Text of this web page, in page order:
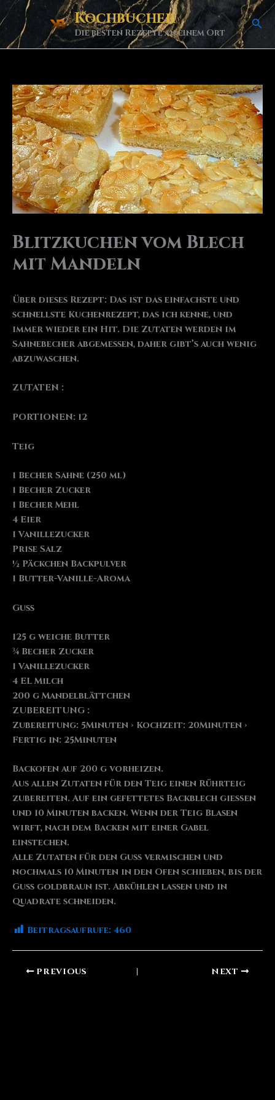
Skip
to
content
Kochbucher
Die besten Rezepte an einem Ort
Blitzkuchen vom Blech
mit Mandeln
Über dieses Rezept: Das ist das einfachste und
schnellste Kuchenrezept, das ich kenne, und
immer wieder ein Hit. Die Zutaten werden im
Sahnebecher abgemessen, daher gibt’s auch wenig
abzuwaschen.
ZUTATEN :
PORTIONEN: 12
Teig
1 Becher Sahne (250 ml)
1 Becher Zucker
1 Becher Mehl
4 Eier
1 Vanillezucker
Prise Salz
½ Päckchen Backpulver
1 Butter-Vanille-Aroma
Guss
125 g weiche Butter
¾ Becher Zucker
1 Vanillezucker
4 EL Milch
200 g Mandelblättchen
ZUBEREITUNG :
Zubereitung: 5Minuten › Kochzeit: 20Minuten ›
Fertig in: 25Minuten
Backofen auf 200 g vorheizen.
Aus allen Zutaten für den Teig einen Rührteig
zubereiten. Auf ein gefettetes Backblech gießen
und 10 Minuten backen. Wenn der Teig Blasen
wirft, nach dem Backen mit einer Gabel
einstechen.
Alle Zutaten für den Guss vermischen und
nochmals 10 Minuten in den Ofen schieben, bis der
Guss goldbraun ist. Abkühlen lassen und in
Quadrate schneiden.
Beitragsaufrufe: 460
PREVIOUS NEXT